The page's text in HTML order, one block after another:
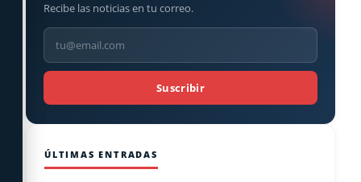
Recibe las noticias en tu correo.
Suscribir
ÚLTIMAS ENTRADAS